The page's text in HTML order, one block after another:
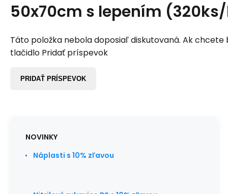
50x70cm s lepením
Táto položka nebola doposiaľ diskutovaná. Ak chcete
tlačidlo Pridať príspevok
PRIDAŤ PRÍSPEVOK
NOVINKY
Náplasti s 10% zľavou